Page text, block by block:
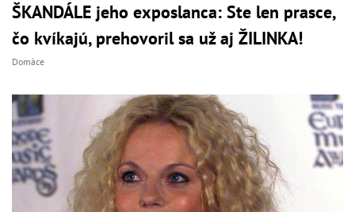
ŠKANDÁLE jeho exposlanca: Ste len prasce,
čo kvíkajú, prehovoril sa už aj ŽILINKA!
Domáce